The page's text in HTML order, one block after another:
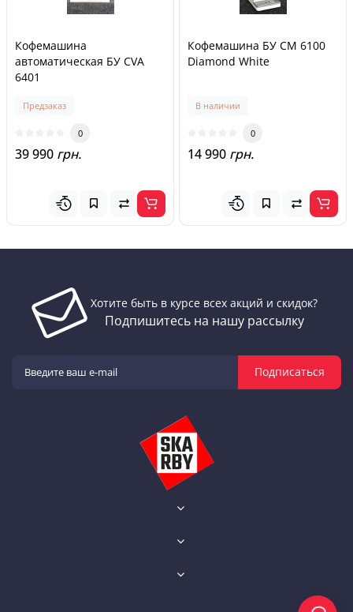
Кофемашина
автоматическая БУ CVA
6401
Предзаказ
0
39 990 грн.
Кофемашина БУ CM 6100
Diamond White
В наличии
0
14 990 грн.
Хотите быть в курсе всех акций и скидок?
Подпишитесь на нашу рассылку
Подписаться